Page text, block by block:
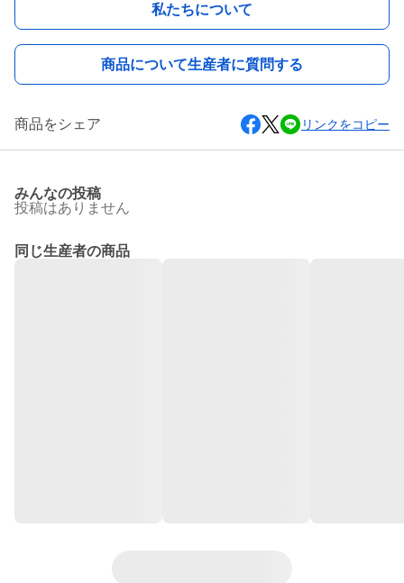
私たちについて
商品について生産者に質問する
商品をシェア リンクをコピー
みんなの投稿
投稿はありません
同じ生産者の商品